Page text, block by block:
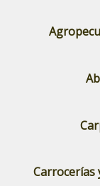
Carrocerías